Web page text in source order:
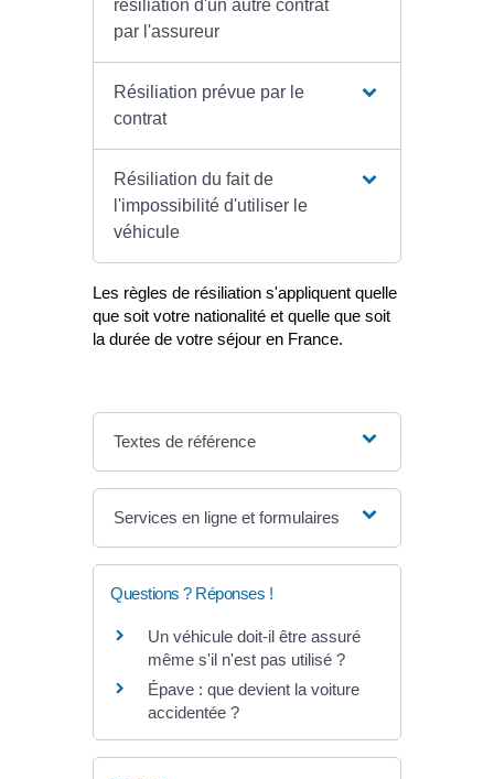
résiliation d'un autre contrat
par l'assureur
Résiliation prévue par le
contrat
Résiliation du fait de
l'impossibilité d'utiliser le
véhicule
Les règles de résiliation s'appliquent quelle
que soit votre nationalité et quelle que soit
la durée de votre séjour en France.
Textes de référence
Services en ligne et formulaires
Questions ? Réponses !
Un véhicule doit-il être assuré
même s'il n'est pas utilisé ?
Épave : que devient la voiture
accidentée ?